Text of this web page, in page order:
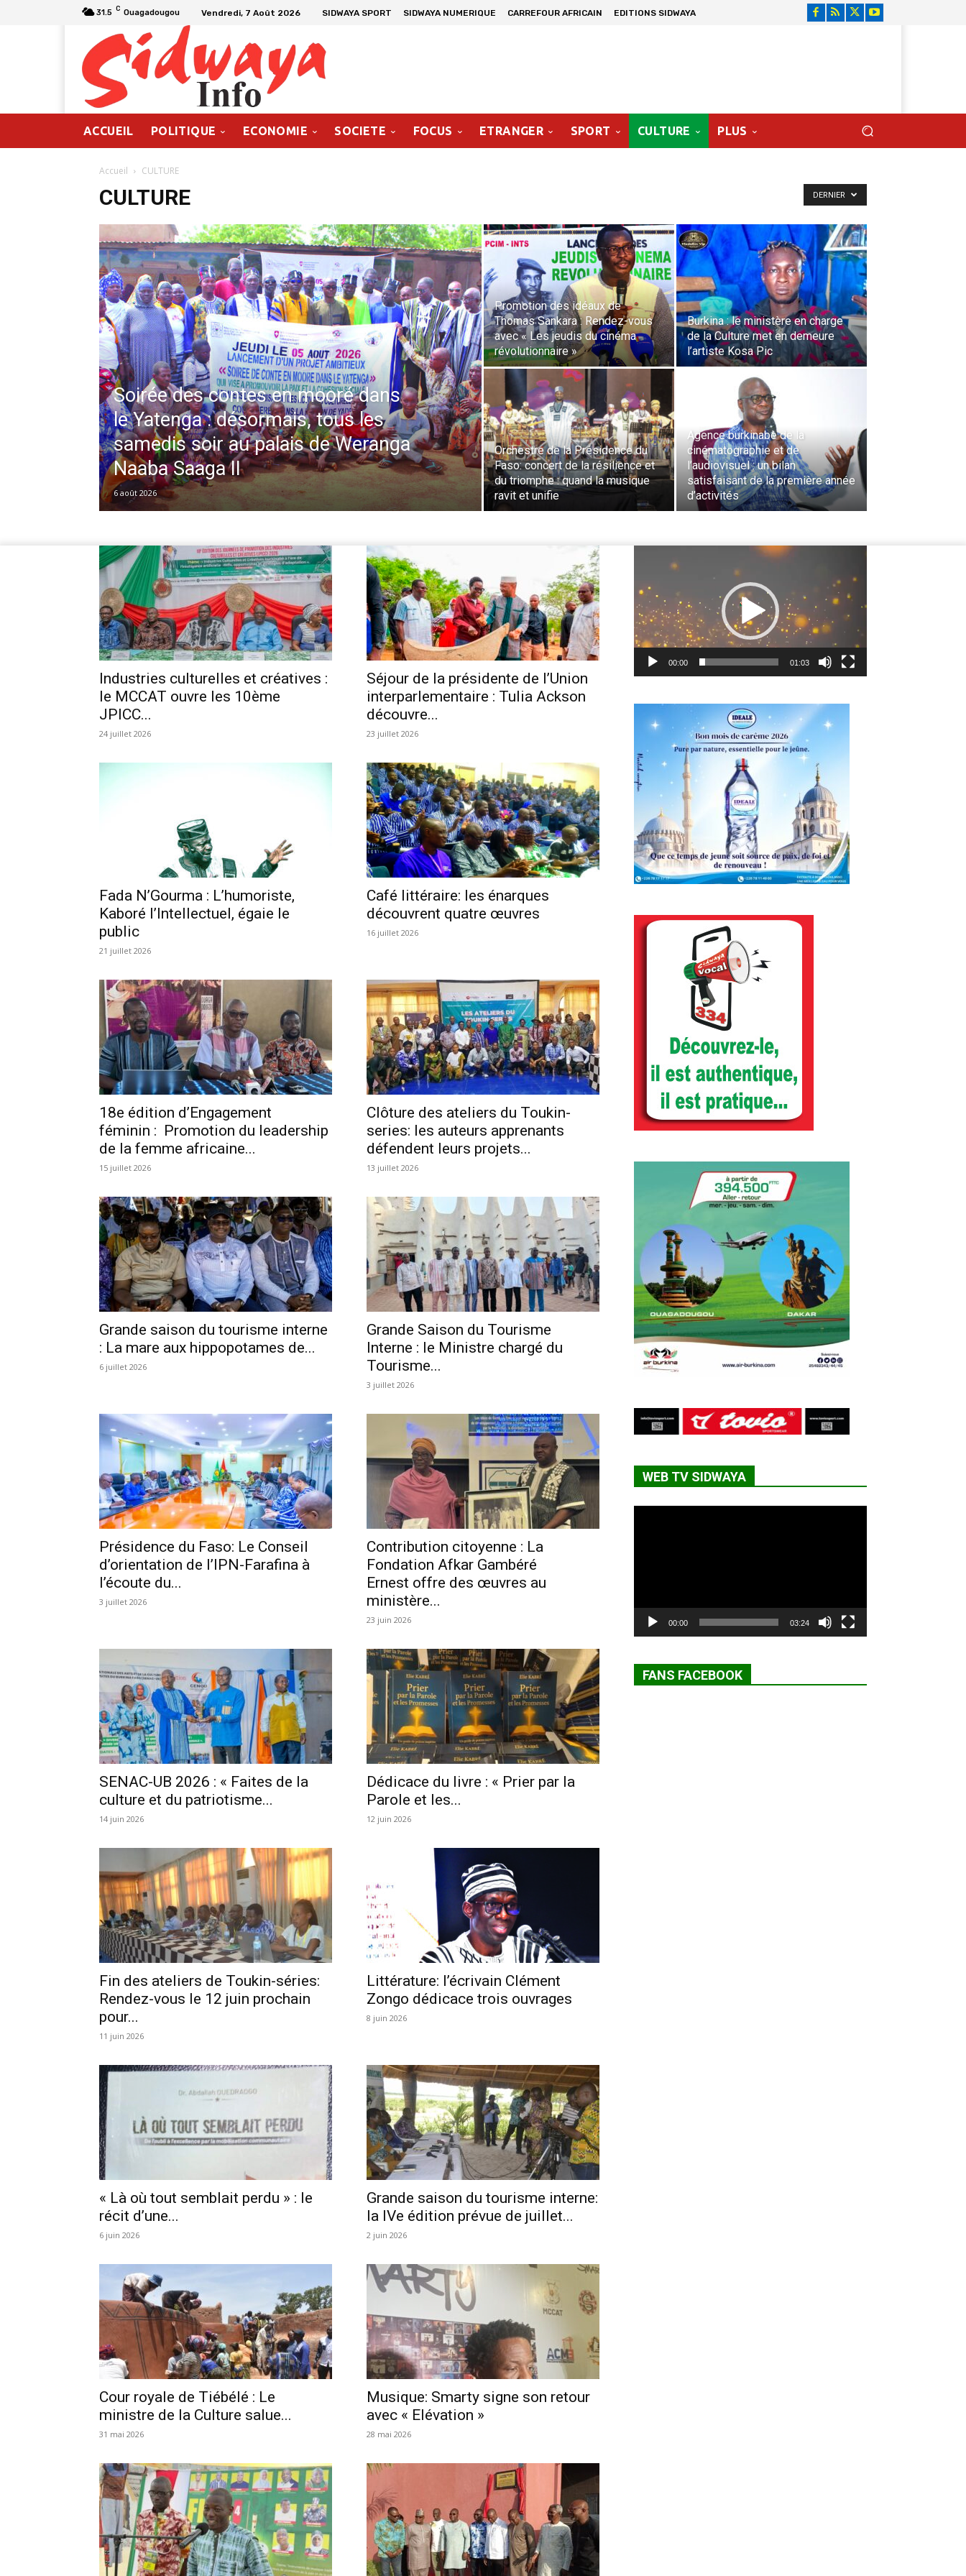
31.5 C Ouagadougou Vendredi, 7 Août 2026 SIDWAYA SPORT SIDWAYA NUMERIQUE CARREFOUR AFRICAIN EDITIONS SIDWAYA
ACCUEIL POLITIQUE ECONOMIE SOCIETE FOCUS ETRANGER SPORT CULTURE PLUS
Accueil CULTURE
CULTURE DERNIER
Soirée des contes en mooré dans
le Yatenga : désormais, tous les
samedis soir au palais de Weranga
Naaba Saaga II
6 août 2026
Promotion des idéaux de
Thomas Sankara : Rendez-vous
avec « Les jeudis du cinéma
révolutionnaire »
Burkina : le ministère en charge
de la Culture met en demeure
l’artiste Kosa Pic
Orchestre de la Présidence du
Faso: concert de la résilience et
du triomphe : quand la musique
ravit et unifie
Agence burkinabè de la
cinématographie et de
l’audiovisuel : un bilan
satisfaisant de la première année
d’activités
Industries culturelles et créatives :
le MCCAT ouvre les 10ème
JPICC...
24 juillet 2026
Séjour de la présidente de l’Union
interparlementaire : Tulia Ackson
découvre...
23 juillet 2026
Fada N’Gourma : L’humoriste,
Kaboré l’Intellectuel, égaie le
public
21 juillet 2026
Café littéraire: les énarques
découvrent quatre œuvres
16 juillet 2026
18e édition d’Engagement
féminin : Promotion du leadership
de la femme africaine...
15 juillet 2026
Clôture des ateliers du Toukin-
series: les auteurs apprenants
défendent leurs projets...
13 juillet 2026
Grande saison du tourisme interne
: La mare aux hippopotames de...
6 juillet 2026
Grande Saison du Tourisme
Interne : le Ministre chargé du
Tourisme...
3 juillet 2026
Présidence du Faso: Le Conseil
d’orientation de l’IPN-Farafina à
l’écoute du...
3 juillet 2026
Contribution citoyenne : La
Fondation Afkar Gambéré
Ernest offre des œuvres au
ministère...
23 juin 2026
SENAC-UB 2026 : « Faites de la
culture et du patriotisme...
14 juin 2026
Dédicace du livre : « Prier par la
Parole et les...
12 juin 2026
Fin des ateliers de Toukin-séries:
Rendez-vous le 12 juin prochain
pour...
11 juin 2026
Littérature: l’écrivain Clément
Zongo dédicace trois ouvrages
8 juin 2026
« Là où tout semblait perdu » : le
récit d’une...
6 juin 2026
Grande saison du tourisme interne:
la IVe édition prévue de juillet...
2 juin 2026
Cour royale de Tiébélé : Le
ministre de la Culture salue...
31 mai 2026
Musique: Smarty signe son retour
avec « Elévation »
28 mai 2026
00:00 01:03
WEB TV SIDWAYA
00:00 03:24
FANS FACEBOOK